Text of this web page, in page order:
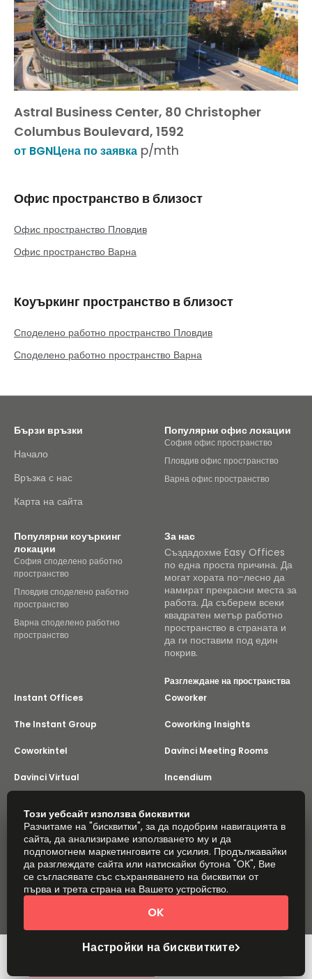
Astral Business Center, 80 Christopher
Columbus Boulevard, 1592
от BGNЦена по заявка p/mth
Офис пространство в близост
Офис пространство Пловдив
Офис пространство Варна
Коуъркинг пространство в близост
Споделено работно пространство Пловдив
Споделено работно пространство Варна
Бързи връзки
Начало
Връзка с нас
Карта на сайта
Популярни офис локации
София офис пространство
Пловдив офис пространство
Варна офис пространство
Популярни коуъркинг
локации
София споделено работно
пространство
Пловдив споделено работно
пространство
Варна споделено работно
пространство
За нас
Създадохме Easy Offices
по една проста причина. Да
могат хората по-лесно да
намират прекрасни места за
работа. Да съберем всеки
квадратен метър работно
пространство в страната и
да ги поставим под един
покрив.
Разглеждане на пространства
Instant Offices
Coworker
The Instant Group Coworking Insights
Coworkintel Davinci Meeting Rooms
Davinci Virtual Incendium
Част от
Instant Group
Карта на сайта Условия
Поверителност
Заявление за съвременно робство
Настройки на бисквитките
За нас
© 2026 Easy Offices. Всички права запазени.
Този уебсайт използва бисквитки
Разчитаме на "бисквитки", за да подобрим навигацията в
сайта, да анализираме използването му и да
подпомогнем маркетинговите си усилия. Продължавайки
да разглеждате сайта или натискайки бутона "ОК", Вие
се съгласявате със съхраняването на бисквитки от
първа и трета страна на Вашето устройство.
Настройки на бисквитките
OK